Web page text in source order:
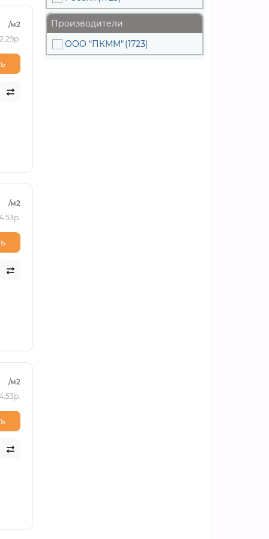
/м2
/м2
/м2
Производители
ООО "ПКММ"(1723)